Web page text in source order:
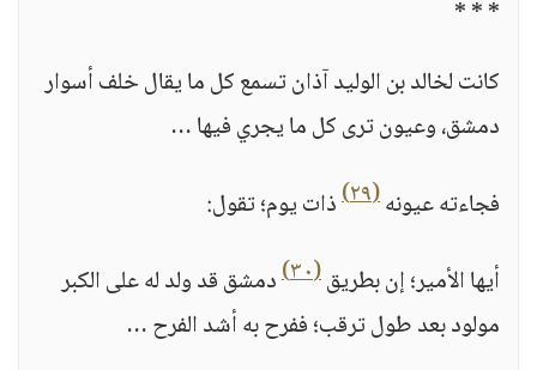
* * *
كانت لخالد بن الوليد آذان تسمع كل ما يقال خلف أسوار
دمشق، وعيون ترى كل ما يجري فيها …
فجاءته عيونه(٢٩)
ذات يوم؛ تقول:
أيها الأمير؛ إن بطريق(٣٠)
دمشق قد ولد له على الكبر
مولود بعد طول ترقب؛ ففرح به أشد الفرح …